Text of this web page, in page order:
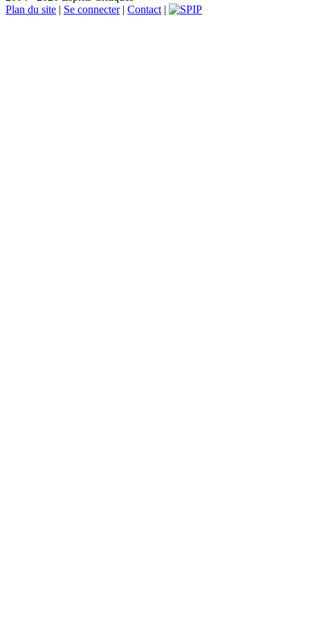
Plan du site | Se connecter| Contact |